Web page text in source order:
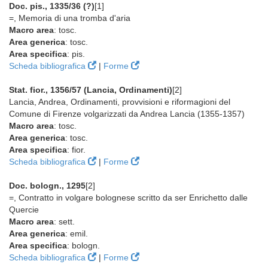
Doc. pis., 1335/36 (?)[1]
=, Memoria di una tromba d'aria
Macro area: tosc.
Area generica: tosc.
Area specifica: pis.
Scheda bibliografica
| Forme
Stat. fior., 1356/57 (Lancia, Ordinamenti)[2]
Lancia, Andrea, Ordinamenti, provvisioni e riformagioni del
Comune di Firenze volgarizzati da Andrea Lancia (1355-1357)
Macro area: tosc.
Area generica: tosc.
Area specifica: fior.
Scheda bibliografica
| Forme
Doc. bologn., 1295[2]
=, Contratto in volgare bolognese scritto da ser Enrichetto dalle
Quercie
Macro area: sett.
Area generica: emil.
Area specifica: bologn.
Scheda bibliografica
| Forme